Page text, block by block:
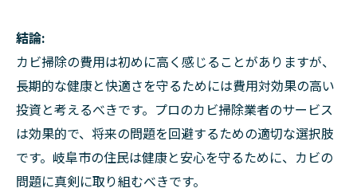
結論:
カビ掃除の費用は初めに高く感じることがありますが、
長期的な健康と快適さを守るためには費用対効果の高い
投資と考えるべきです。プロのカビ掃除業者のサービス
は効果的で、将来の問題を回避するための適切な選択肢
です。岐阜市の住民は健康と安心を守るために、カビの
問題に真剣に取り組むべきです。